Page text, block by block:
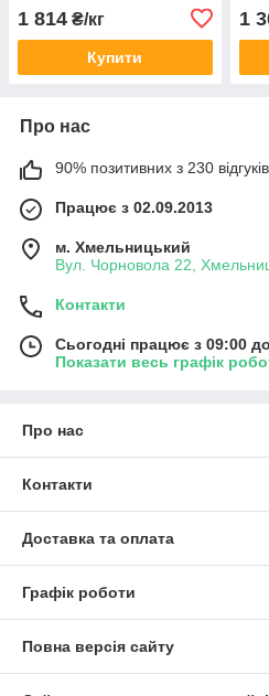
1 814 ₴/кг
Купити
1
Про нас
90% позитивних з 230
Працює з 02.09.2013
м. Хмельницький
Вул. Чорновола 22,
Контакти
Сьогодні працює з 09:00
Показати весь графік
Про нас
Контакти
Доставка та оплата
Графік роботи
Повна версія сайту